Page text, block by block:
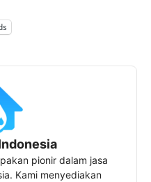
pionir dalam jasa
Kami menyediakan